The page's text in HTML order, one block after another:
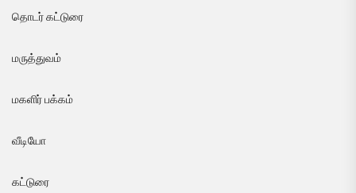
தொடர் கட்டுரை
மருத்துவம்
மகளிர் பக்கம்
வீடியோ
கட்டுரை